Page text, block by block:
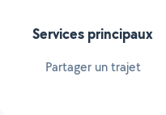
Services principaux
Partager un trajet